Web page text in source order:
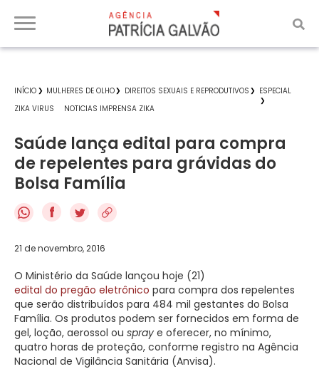
INÍCIO MULHERES DE OLHO DIREITOS SEXUAIS E REPRODUTIVOS
ESPECIAL
ZIKA VIRUS
NOTICIAS IMPRENSA ZIKA
Saúde lança edital para compra
de repelentes para grávidas do
Bolsa Família
f
21 de novembro, 2016
O Ministério da Saúde lançou hoje (21)
edital do pregão eletrônico para compra dos repelentes
que serão distribuídos para 484 mil gestantes do Bolsa
Família. Os produtos podem ser fornecidos em forma de
gel, loção, aerossol ou spray e oferecer, no mínimo,
quatro horas de proteção, conforme registro na Agência
Nacional de Vigilância Sanitária (Anvisa).